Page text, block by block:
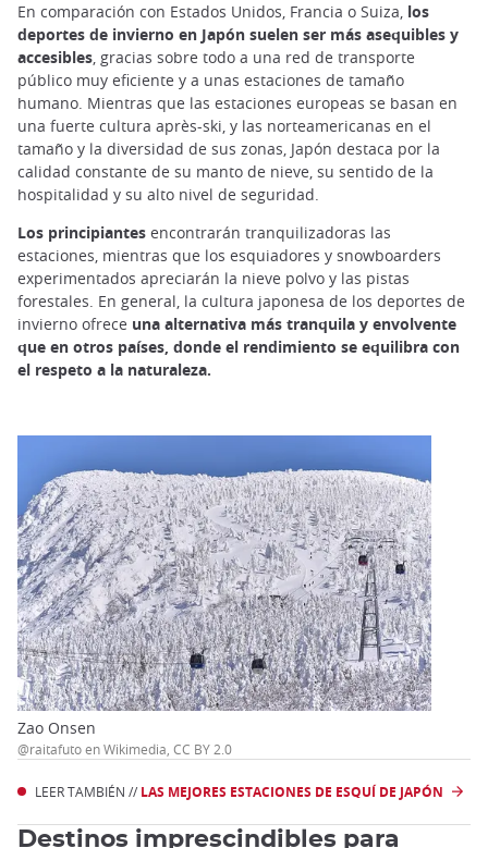
En comparación con Estados Unidos, Francia o Suiza, los
deportes de invierno en Japón suelen ser más asequibles y
accesibles, gracias sobre todo a una red de transporte
público muy eficiente y a unas estaciones de tamaño
humano. Mientras que las estaciones europeas se basan en
una fuerte cultura après-ski, y las norteamericanas en el
tamaño y la diversidad de sus zonas, Japón destaca por la
calidad constante de su manto de nieve, su sentido de la
hospitalidad y su alto nivel de seguridad.
Los principiantes encontrarán tranquilizadoras las
estaciones, mientras que los esquiadores y snowboarders
experimentados apreciarán la nieve polvo y las pistas
forestales. En general, la cultura japonesa de los deportes de
invierno ofrece una alternativa más tranquila y envolvente
que en otros países, donde el rendimiento se equilibra con
el respeto a la naturaleza.
Zao Onsen
@raitafuto en Wikimedia, CC BY 2.0
LEER TAMBIÉN // LAS MEJORES ESTACIONES DE ESQUÍ DE JAPÓN
Destinos imprescindibles para